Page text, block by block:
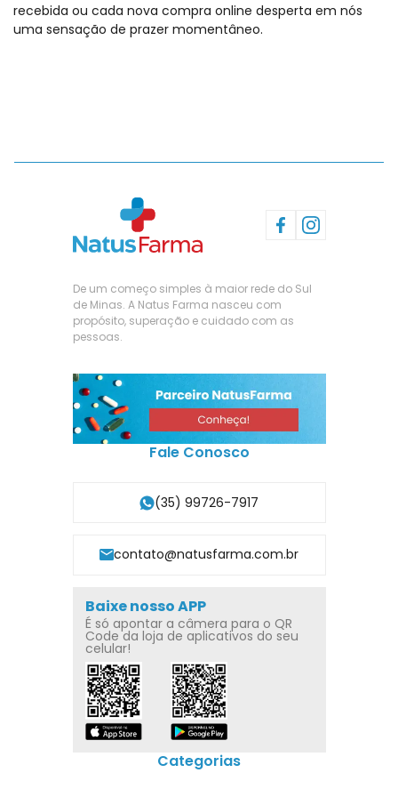
recebida ou cada nova compra online desperta em nós
uma sensação de prazer momentâneo.
De um começo simples à maior rede do Sul
de Minas. A Natus Farma nasceu com
propósito, superação e cuidado com as
pessoas.
Fale Conosco
(35) 99726-7917
contato@natusfarma.com.br
Baixe nosso APP
É só apontar a câmera para o QR
Code da loja de aplicativos do seu
celular!
Categorias